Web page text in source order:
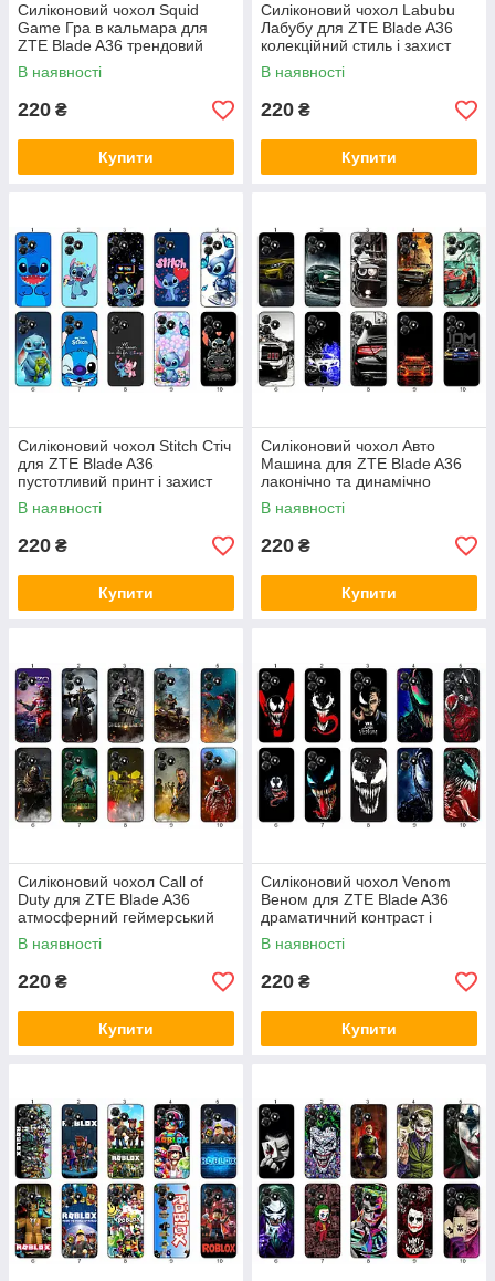
Силіконовий чохол Squid
Game Гра в кальмара для
ZTE Blade A36 трендовий
принт і захист
В наявності
220 ₴
Купити
Силіконовий чохол Labubu
Лабубу для ZTE Blade A36
колекційний стиль і захист
В наявності
220 ₴
Купити
Силіконовий чохол Stitch Стіч
для ZTE Blade A36
пустотливий принт і захист
В наявності
220 ₴
Купити
Силіконовий чохол Авто
Машина для ZTE Blade A36
лаконічно та динамічно
В наявності
220 ₴
Купити
Силіконовий чохол Call of
Duty для ZTE Blade A36
атмосферний геймерський
принт і захист
В наявності
220 ₴
Купити
Силіконовий чохол Venom
Веном для ZTE Blade A36
драматичний контраст і
захист
В наявності
220 ₴
Купити